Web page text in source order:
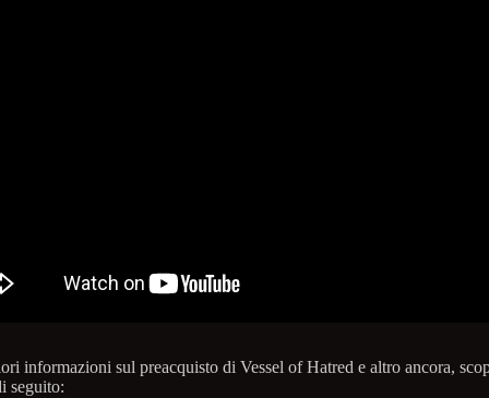
informazioni sul preacquisto di Vessel of Hatred e altro ancora,
seguito: